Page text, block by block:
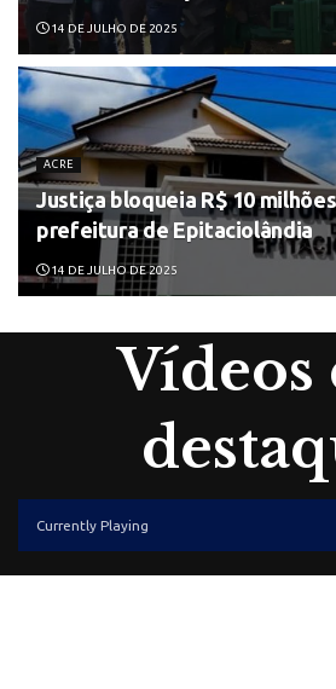
14 DE JULHO DE 2025
ACRE
Justiça bloqueia R$ 10
prefeitura de Epitaciolândia
14 DE JULHO DE 2025
Vídeos
Currently Playing